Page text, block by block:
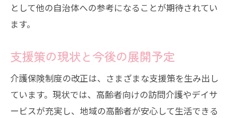
として他の自治体への参考になることが期待されてい
ます。
支援策の現状と今後の展開予定
介護保険制度の改正は、さまざまな支援策を生み出し
ています。現状では、高齢者向けの訪問介護やデイサ
ービスが充実し、地域の高齢者が安心して生活できる